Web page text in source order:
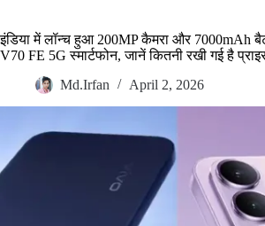
इंडिया में लॉन्च हुआ 200MP कैमरा और 7000mAh
V70 FE 5G स्मार्टफोन, जानें कितनी रखी गई है
Md.Irfan
April 2, 2026